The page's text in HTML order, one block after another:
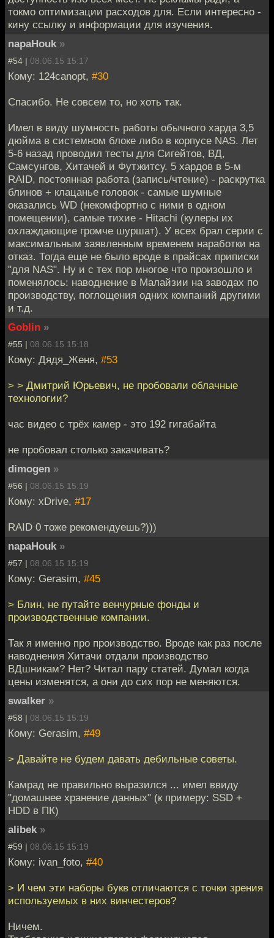
токмо оптимизации расходов для. Если интересно -
кину ссылку и информации для изучения.
napaHouk »
#54 | 08.06.15 15:17
Кому: 124canopt, #30
Спасибо. Не совсем то, но хоть так.
Имел в виду шумность работы обычного харда 3,5
дюйма в системном блоке либо в корпусе NAS. Лет
5-6 назад проводил тесты для Сигейтов, ВД,
Самсунгов, Хитачей и Футжитсу. 5 хардов в 5-м
RAID, постоянная работа (запись/чтение) - раскрутка
блинов + клацанье головок - самые шумные
оказались WD (некомфортно с ними в одном
помещении), самые тихие - Hitachi (кулеры их
охлаждающие громче шуршат). У всех брал серии с
максимальным заявленным временем наработки на
отказ. Тогда еще не было вроде в прайсах приписки
"для NAS". Ну и с тех пор многое что произошло и
поменялось: наводнение в Малайзии на заводах по
производству, поглощения одних компаний другими
и т.д.
Goblin »
#55 | 08.06.15 15:18
Кому: Дядя_Женя, #53
> > Дмитрий Юрьевич, не пробовали облачные
технологии?
час видео с трёх камер - это 192 гигабайта
не пробовал столько закачивать?
dimogen »
#56 | 08.06.15 15:19
Кому: xDrive, #17
RAID 0 тоже рекомендуешь?)))
napaHouk »
#57 | 08.06.15 15:19
Кому: Gerasim, #45
> Блин, не путайте венчурные фонды и
производственные компании.
Так я именно про производство. Вроде как раз после
наводнения Хитачи отдали производство
ВДшникам? Нет? Читал пару статей. Думал когда
цены изменятся, а они до сих пор не меняются.
swalker »
#58 | 08.06.15 15:19
Кому: Gerasim, #49
> Давайте не будем давать дебильные советы.
Камрад не правильно выразился ... имел ввиду
"домашнее хранение данных" (к примеру: SSD +
HDD в ПК)
alibek »
#59 | 08.06.15 15:19
Кому: ivan_foto, #40
> И чем эти наборы букв отличаются с точки зрения
используемых в них винчестеров?
Ничем.